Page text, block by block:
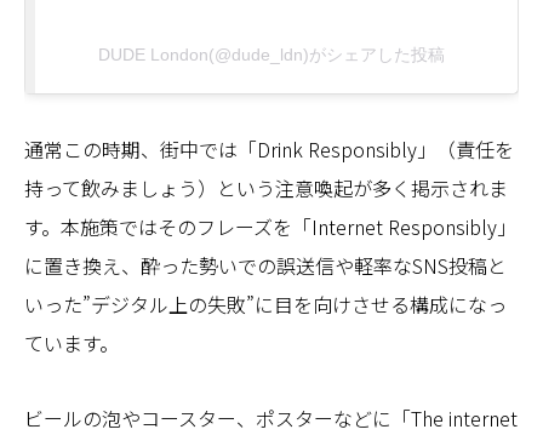
DUDE London(@dude_ldn)がシェアした投稿
通常この時期、街中では「Drink Responsibly」（責任を
持って飲みましょう）という注意喚起が多く掲示されま
す。本施策ではそのフレーズを「Internet Responsibly」
に置き換え、酔った勢いでの誤送信や軽率なSNS投稿と
いった”デジタル上の失敗”に目を向けさせる構成になっ
ています。
ビールの泡やコースター、ポスターなどに「The internet